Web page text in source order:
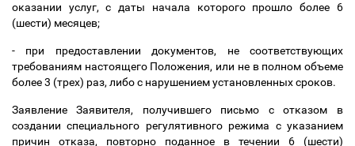
оказании услуг, с даты начала которого прошло более 6
(шести) месяцев;
- при предоставлении документов, не соответствующих
требованиям настоящего Положения, или не в полном объеме
более 3 (трех) раз, либо с нарушением установленных сроков.
Заявление Заявителя, получившего письмо с отказом в
создании специального регулятивного режима с указанием
причин отказа, повторно поданное в течении 6 (шести)